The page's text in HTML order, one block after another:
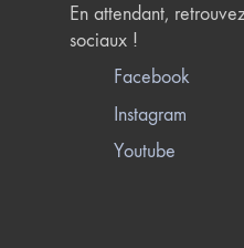
En attendant,
sociaux !
Facebook
Instagram
Youtube